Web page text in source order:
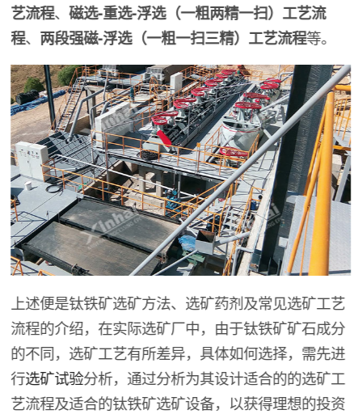
艺流程、磁选-重选-浮选（一粗两精一扫）工艺流
程、 两段强磁-浮选（一粗一扫三精）工艺流程等。
上述便是钛铁矿选矿方法、选矿药剂及常见选矿工艺
流程的介绍，在实际选矿厂中，由于钛铁矿矿石成分
的不同，选矿工艺有所差异，具体如何选择，需先进
行选矿试验分析，通过分析为其设计适合的的选矿工
艺流程及适合的钛铁矿选矿设备，以获得理想的投资